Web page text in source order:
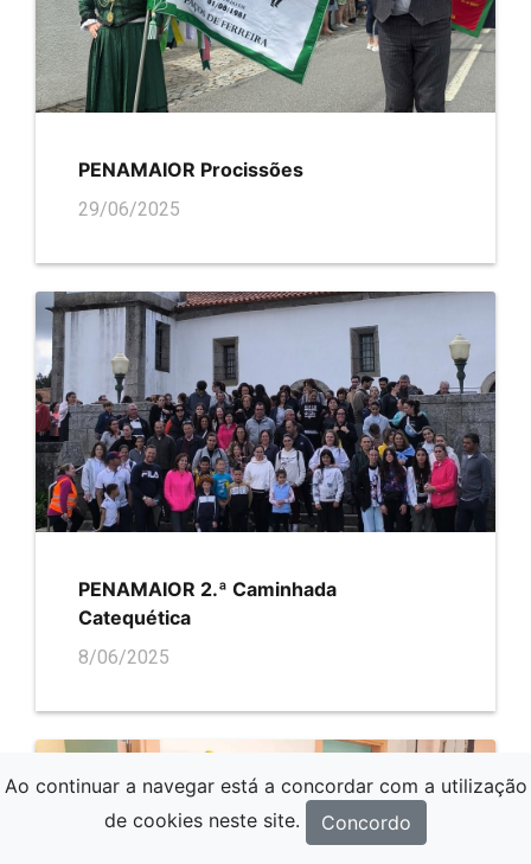
PENAMAIOR Procissões
29/06/2025
PENAMAIOR 2.ª Caminhada
Catequética
8/06/2025
Ao continuar a navegar está a concordar com a utilização
de cookies neste site.
Concordo